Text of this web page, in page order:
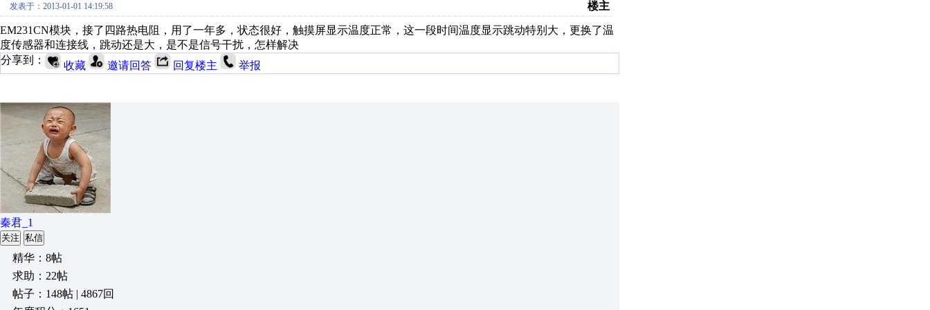
发表于：2013-01-01 14:19:58 楼主
EM231CN模块，接了四路热电阻，用了一年多，状态很好，触摸屏显示温度正常，这一段时间温度显示跳动特别大，更换了温
度传感器和连接线，跳动还是大，是不是信号干扰，怎样解决
分享到：
收藏 邀请回答 回复楼主 举报
秦君_1
关注 私信
精华：8帖
求助：22帖
帖子：148帖 | 4867回